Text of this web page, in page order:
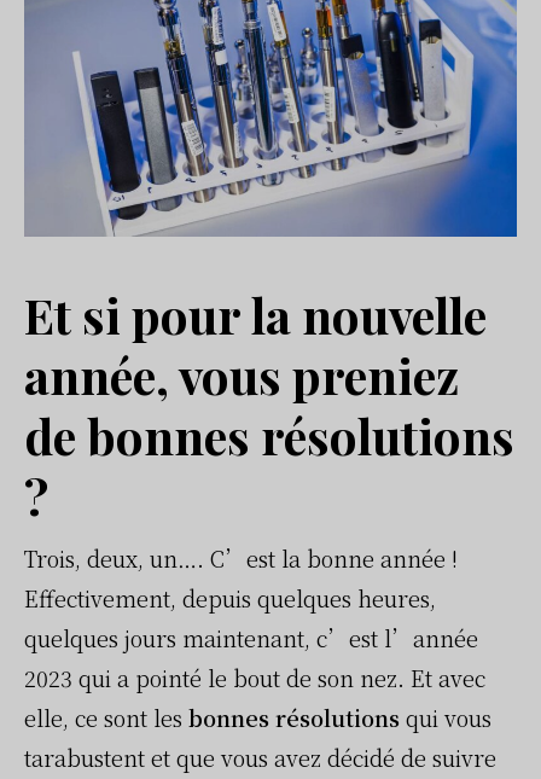
Et si pour la nouvelle
année, vous preniez
de bonnes résolutions
?
Trois, deux, un…. C’est la bonne année !
Effectivement, depuis quelques heures,
quelques jours maintenant, c’est l’année
2023 qui a pointé le bout de son nez. Et avec
elle, ce sont les bonnes résolutions qui vous
tarabustent et que vous avez décidé de suivre